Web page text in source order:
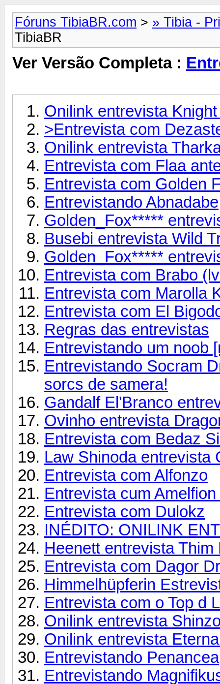
Fóruns TibiaBR.com > » Tibia -
TibiaBR
Ver Versão Completa :
Onilink entrevista
>Entrevista com
Onilink entrevista
Entrevista com Flaa
Entrevista com Golden
Entrevistando Abnadabe
Golden_Fox*****
Busebi entrevista Wild
Golden_Fox*****
Entrevista com Brabo
Entrevista com Marolla
Entrevista com El
Regras das entrevistas
Entrevistando um noob
Entrevistando Socram
sorcs de samera!
Gandalf El'Branco
Ovinho entrevista
Entrevista com Bedaz
Law Shinoda entrevista
Entrevista com Alfonzo
Entrevista cum
Entrevista com Dulokz
INÉDITO: ONILINK
Heenett entrevista Thim
Entrevista com Dagor
Himmelhüpferin
Entrevista com o Top d
Onilink entrevista
Onilink entrevista
Entrevistando Penancea
Entrevistando